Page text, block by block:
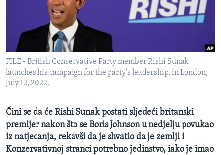
O GLASU AMERIKE
Learning English
PRATITE NAS
Jezici
FILE - British Conservative Party member Rishi Sunak
launches his campaign for the party's leadership, in London,
July 12, 2022.
Čini se da će Rishi Sunak postati sljedeći britanski
premijer nakon što se Boris Johnson u nedjelju povukao
iz natjecanja, rekavši da je shvatio da je zemlji i
Konzervativnoj stranci potrebno jedinstvo, iako je imao